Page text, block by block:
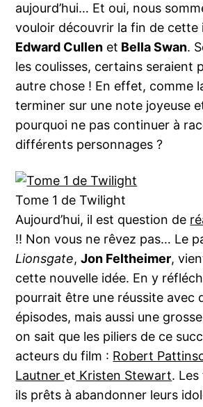
aujourd’hui… Et oui, nous
vouloir découvrir la fin de cette
Edward Cullen et Bella Swan.
les coulisses, certains seraient
autre chose ! En effet, comme
terminer sur une note joyeuse
pourquoi ne pas continuer à
différents personnages ?
Tome 1 de Twilight
Aujourd’hui, il est question de
!! Non vous ne rêvez pas… Le
Lionsgate,Jon Feltheimer,
cette nouvelle idée. En y
pourrait être une réussite avec
épisodes, mais aussi une
on sait que les piliers de ce
acteurs du film : Robert
Lautner et Kristen Stewart.
ils prêts à abandonner leurs